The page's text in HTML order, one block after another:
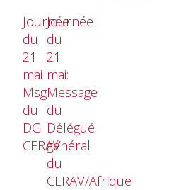
Journée
du
21
mai
Msg
du
DG
CERAV
Journée
du
21
mai:
Message
du
Délégué
général
du
CERAV/Afrique